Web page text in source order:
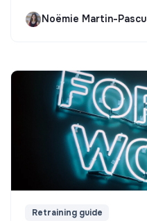
Noëmie Martin-
Retraining guide